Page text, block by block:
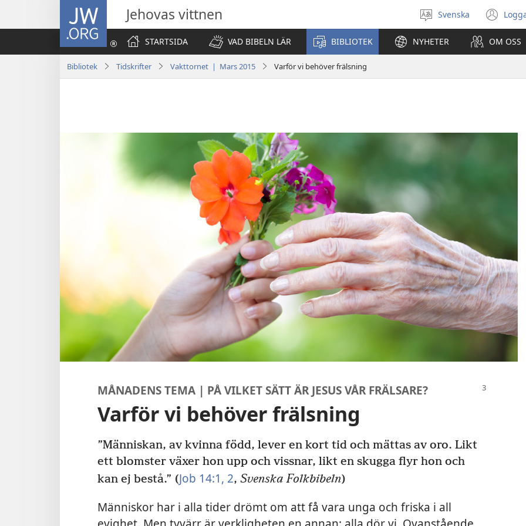
JW.ORG Jehovas vittnen
Välj
språk
Svenska
STARTSIDA
VAD BIBELN LÄR BIBLIOTEK NYHETER OM OSS
Bibliotek Tidskrifter Vakttornet | Mars 2015 Varför vi behöver frälsning
MÅNADENS TEMA | PÅ VILKET SÄTT ÄR JESUS VÅR FRÄLSARE?
Varför vi behöver frälsning
”Människan, av kvinna född, lever en kort tid och mättas av oro. Likt
ett blomster växer hon upp och vissnar, likt en skugga flyr hon och
kan ej bestå.” (Job 14:1, 2, Svenska Folkbibeln)
Människor har i alla tider drömt om att få vara unga och friska i all